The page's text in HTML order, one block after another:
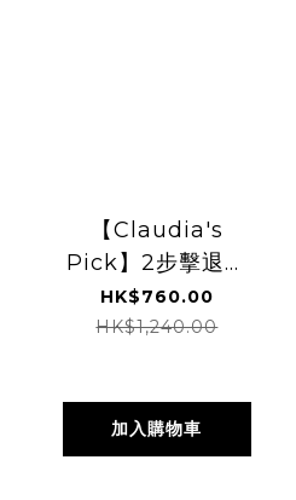
【Claudia's
Pick】2步擊退痘
痘組合
HK$760.00
HK$1,240.00
加入購物車